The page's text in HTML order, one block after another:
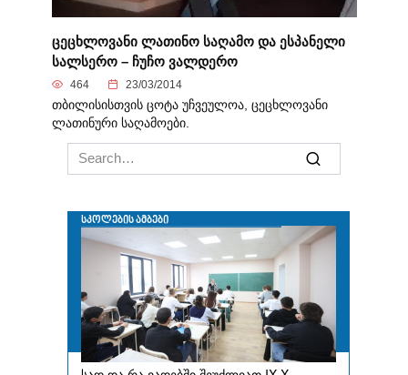
ცეცხლოვანი ლათინო საღამო და ესპანელი
სალსერო – ჩუჩო ვალდერო
464 23/03/2014
თბილისისთვის ცოტა უჩვეულოა, ცეცხლოვანი
ლათინური საღამოები.
Search
for: